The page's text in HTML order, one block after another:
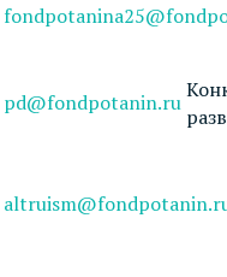
pd@fondpotanin.ru